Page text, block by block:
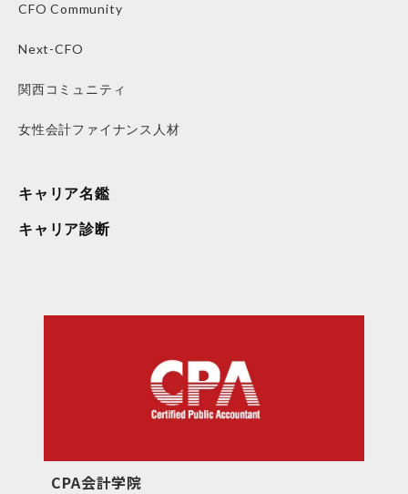
CFO Community
Next-CFO
関西コミュニティ
女性会計ファイナンス人材
キャリア名鑑
キャリア診断
CPA会計学院